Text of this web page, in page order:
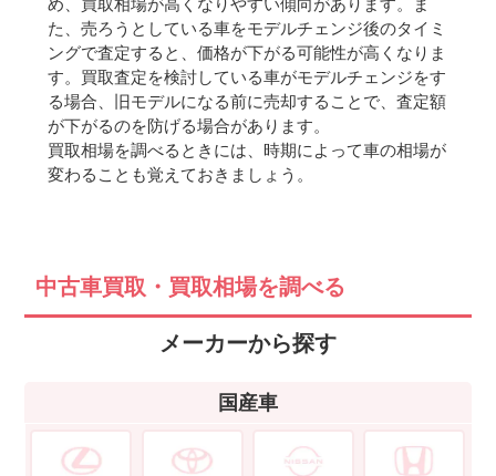
た、売ろうとしている車をモデルチェンジ後のタイミ
ングで査定すると、価格が下がる可能性が高くなりま
す。買取査定を検討している車がモデルチェンジをす
る場合、旧モデルになる前に売却することで、査定額
が下がるのを防げる場合があります。
買取相場を調べるときには、時期によって車の相場が
変わることも覚えておきましょう。
中古車買取・買取相場を調べる
メーカーから探す
国産車